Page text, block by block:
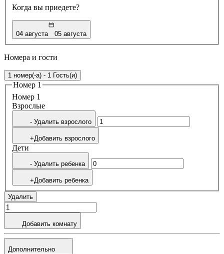
Когда вы приедете?
04 августа 05 августа
Номера и гости
1 номер(-а) - 1 Гость(и)
Номер 1
Номер 1
Bзрослые
- Удалить взрослого
+Добавить взрослого
Дети
- Удалить ребенка
+Добавить ребенка
Удалить
Добавить комнату
Дополнительно